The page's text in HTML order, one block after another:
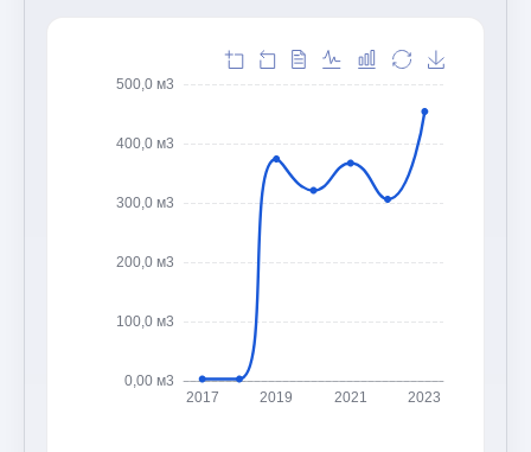
0,00 м3
100,0 м3
200,0 м3
300,0 м3
400,0 м3
500,0 м3
2017 2019 2021 2023